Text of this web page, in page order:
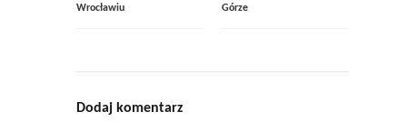
Wrocławiu
Górze
Dodaj komentarz